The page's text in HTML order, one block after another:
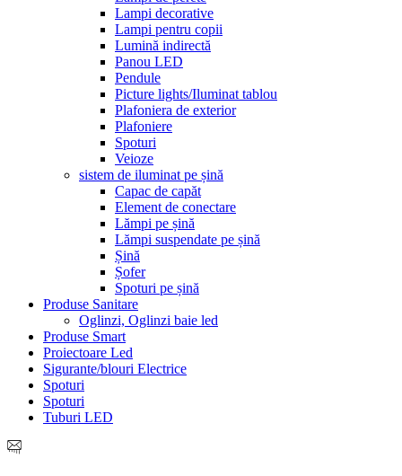
Lampi decorative
Lampi pentru copii
Lumină indirectă
Panou LED
Pendule
Picture lights/Iluminat tablou
Plafoniera de exterior
Plafoniere
Spoturi
Veioze
sistem de iluminat pe șină
Capac de capăt
Element de conectare
Lămpi pe șină
Lămpi suspendate pe șină
Șină
Șofer
Spoturi pe șină
Produse Sanitare
Oglinzi, Oglinzi baie led
Produse Smart
Proiectoare Led
Sigurante/blouri Electrice
Spoturi
Spoturi
Tuburi LED